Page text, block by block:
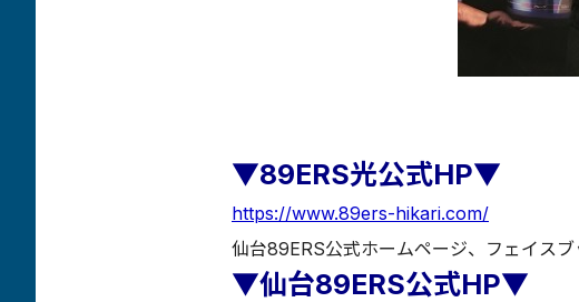
▼89ERS光公式HP▼
https://www.89ers-hikari.com/
仙台89ERS公式ホームページ、フェイス
▼仙台89ERS公式HP▼